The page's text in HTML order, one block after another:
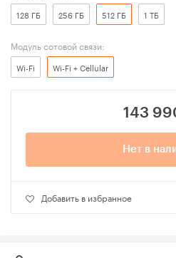
128 ГБ 256 ГБ 512 ГБ 1 ТБ
Модуль сотовой связи:
Wi-Fi Wi-Fi + Cellular
143
Нет в
Добавить в избранное